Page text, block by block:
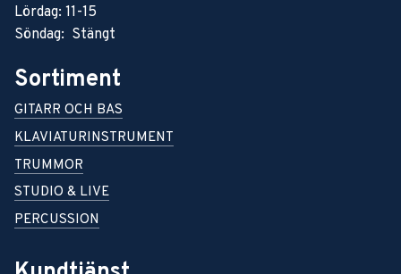
Lördag: 11-15
Söndag: Stängt
Sortiment
GITARR OCH BAS
KLAVIATURINSTRUMENT
TRUMMOR
STUDIO & LIVE
PERCUSSION